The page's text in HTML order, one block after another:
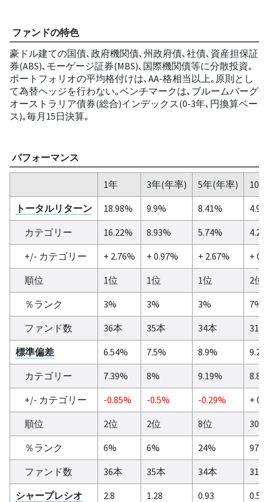
ファンドの特色
豪ドル建ての国債､政府機関債､州政府債､社債､資産担保証
券(ABS)､モーゲージ証券(MBS)､国際機関債等に分散投資｡
ポートフォリオの平均格付けは､AA-格相当以上｡原則とし
て為替ヘッジを行わない｡ベンチマークは､ブルームバーグ
オーストラリア債券(総合)インデックス(0-3年､円換算ベー
ス)｡毎月15日決算｡
パフォーマンス
1年 3年(年率) 5年(年率)
10
トータルリターン
18.98% 9.9% 8.41%
カテゴリー
16.22% 8.93% 5.74%
+/- カテゴリー
+ 2.76% + 0.97% + 2.67%
+
順位
1位 1位 1位
2位
％ランク
3% 3% 3%
7%
ファンド数
36本 35本 34本
31本
標準偏差
6.54% 7.5% 8.9%
カテゴリー
7.39% 8% 9.19%
+/- カテゴリー
-0.85% -0.5% -0.29%
+
順位
2位 2位 8位
30位
％ランク
6% 6% 24%
97%
ファンド数
36本 35本 34本
31本
シャープレシオ
2.8 1.28 0.93
0.54